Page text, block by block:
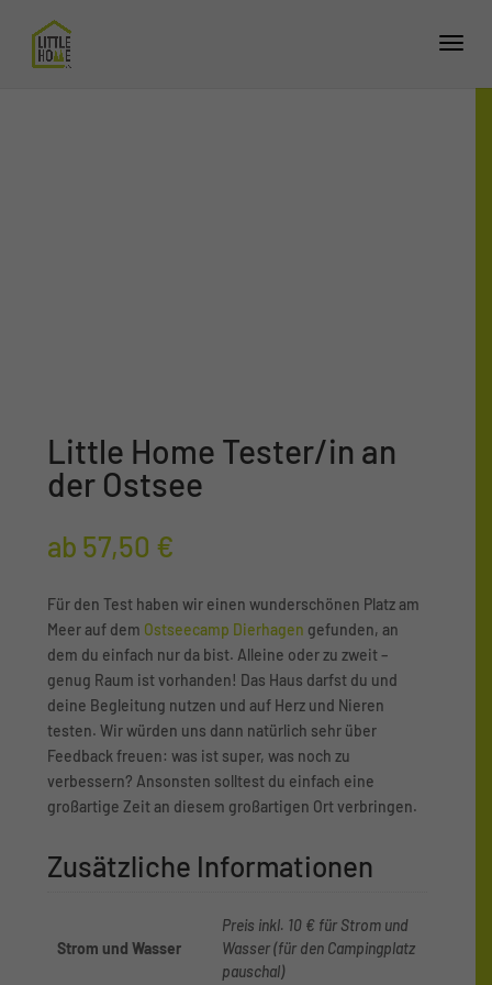
Little Home Tester/in an
der Ostsee
ab 57,50 €
Für den Test haben wir einen wunderschönen Platz am
Meer auf dem Ostseecamp Dierhagen gefunden, an
dem du einfach nur da bist. Alleine oder zu zweit –
genug Raum ist vorhanden! Das Haus darfst du und
deine Begleitung nutzen und auf Herz und Nieren
testen. Wir würden uns dann natürlich sehr über
Feedback freuen: was ist super, was noch zu
verbessern? Ansonsten solltest du einfach eine
großartige Zeit an diesem großartigen Ort verbringen.
Zusätzliche Informationen
Strom und Wasser
Preis inkl. 10 € für Strom und
Wasser (für den Campingplatz
pauschal)